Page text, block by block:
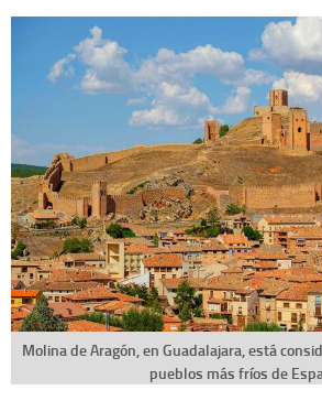
Molina de Aragón, en Guadalajara, está
pueblos más fríos de